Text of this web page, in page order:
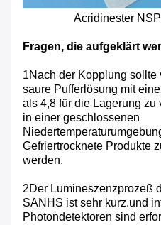
Acridinester
Fragen, die aufgeklärt
1Nach der Kopplung sollte
saure Pufferlösung mit
als 4,8 für die Lagerung
in einer geschlossenen
Gefriertrocknete Produkte
werden.
2Der Lumi­neszenzprozeß
SA­NHS ist sehr kurz.und
Photondetektoren sind